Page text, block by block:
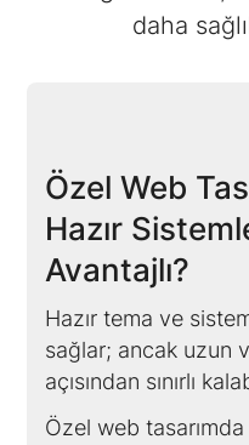
daha
Özel Web
Hazır
Avantajlı?
Hazır tema ve
sağlar; ancak uzun
açısından sınırlı
Özel web